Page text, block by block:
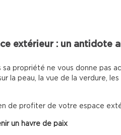
extérieur : un antidote
sa propriété ne vous donne pas
la peau, la vue de la verdure,
de profiter de votre espace
un havre de paix